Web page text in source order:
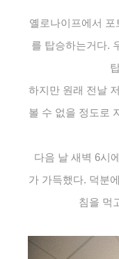
옐로나이프에서 포
를 탑승하는거다.
하지만 원래 전날
볼 수 없을 정도로
다음 날 새벽 6시
가 가득했다. 덕분
침을 먹